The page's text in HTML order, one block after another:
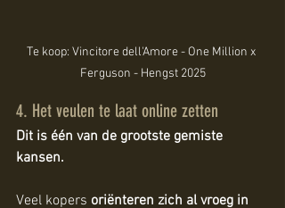
Te koop: Vincitore dell'Amore - One Million x
Ferguson - Hengst 2025
4. Het veulen te laat online zetten
Dit is één van de grootste gemiste
kansen.
Veel kopers oriënteren zich al vroeg in